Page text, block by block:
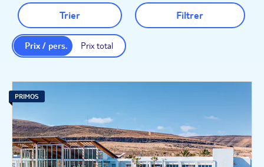
Trier Filtrer
Prix total
Prix / pers.
PRIMOS